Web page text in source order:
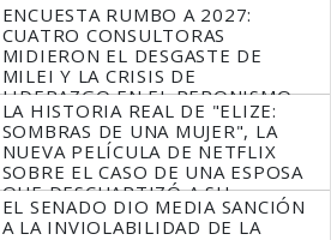
ENCUESTA RUMBO A 2027:
CUATRO CONSULTORAS
MIDIERON EL DESGASTE DE
MILEI Y LA CRISIS DE
LIDERAZGO EN EL PERONISMO
LA HISTORIA REAL DE "ELIZE:
SOMBRAS DE UNA MUJER", LA
NUEVA PELÍCULA DE NETFLIX
SOBRE EL CASO DE UNA ESPOSA
QUE DESCUARTIZÓ A SU
MARIDO
EL SENADO DIO MEDIA SANCIÓN
A LA INVIOLABILIDAD DE LA